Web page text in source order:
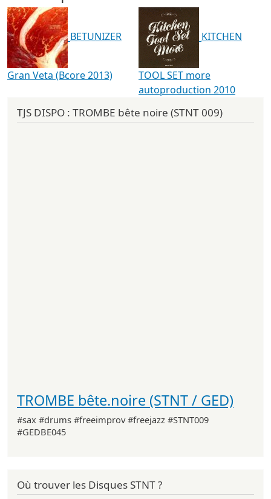
BETUNIZER
Gran Veta (Bcore 2013)
KITCHEN
TOOL SET more
autoproduction 2010
TJS DISPO : TROMBE bête noire (STNT 009)
TROMBE bête.noire (STNT / GED)
#sax #drums #freeimprov #freejazz #STNT009
#GEDBE045
Où trouver les Disques STNT ?